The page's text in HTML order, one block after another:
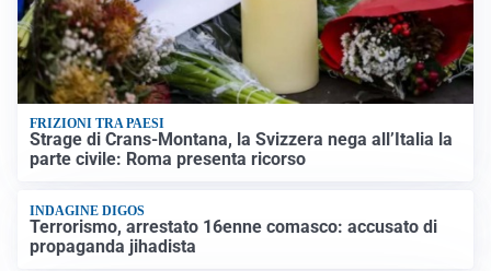
FRIZIONI TRA PAESI
Strage di Crans-Montana, la Svizzera nega all’Italia la
parte civile: Roma presenta ricorso
INDAGINE DIGOS
Terrorismo, arrestato 16enne comasco: accusato di
propaganda jihadista